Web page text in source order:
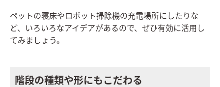
ペットの寝床やロボット掃除機の充電場所にしたりな
ど、いろいろなアイデアがあるので、ぜひ有効に活用し
てみましょう。
階段の種類や形にもこだわる